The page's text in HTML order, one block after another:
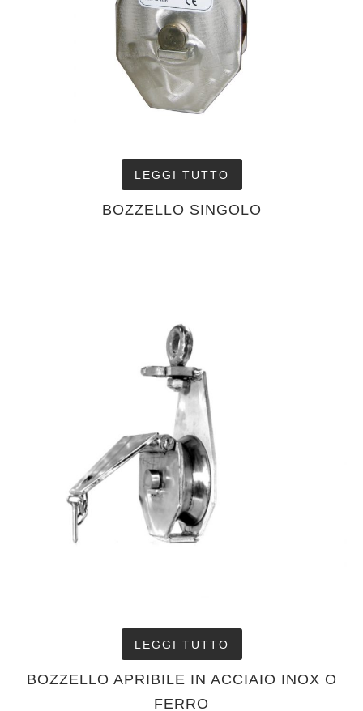
LEGGI TUTTO
BOZZELLO SINGOLO
LEGGI TUTTO
BOZZELLO APRIBILE IN ACCIAIO INOX O
FERRO